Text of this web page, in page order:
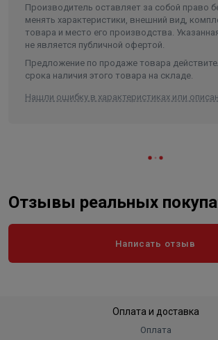
Производитель оставляет за собой право
менять характеристики, внешний вид,
товара и место его производства.
не является публичной офертой.
Предложение по продаже товара
срока наличия этого товара на складе.
Нашли ошибку в характеристиках или
Отзывы реальных
Написать отзыв
Оплата и доставка
Оплата